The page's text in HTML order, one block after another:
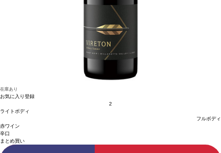
在庫あり
お気に入り登録
2
ライトボディ
フルボディ
赤ワイン
辛口
まとめ買い